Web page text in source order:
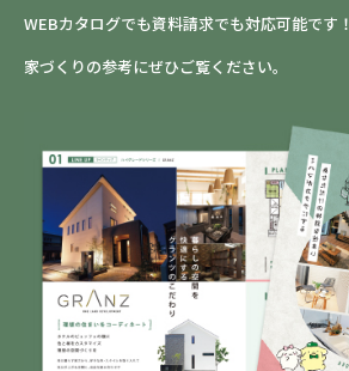
WEBカタログでも資料請求でも対応可能です！
家づくりの参考にぜひご覧ください。